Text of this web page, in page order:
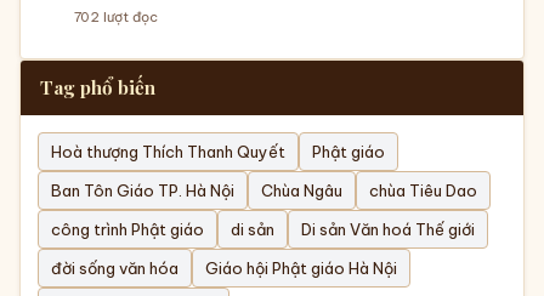
702 lượt đọc
Tag phổ biến
Hoà thượng Thích Thanh Quyết
Phật giáo
Ban Tôn Giáo TP. Hà Nội
Chùa Ngâu
chùa Tiêu Dao
công trình Phật giáo
di sản
Di sản Văn hoá Thế giới
đời sống văn hóa
Giáo hội Phật giáo Hà Nội